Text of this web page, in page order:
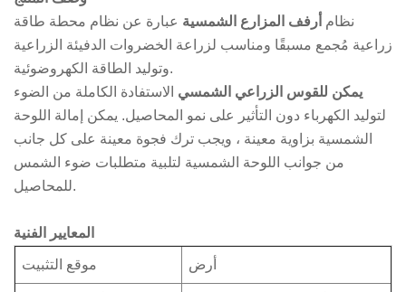
نظام أرفف المزارع الشمسية عبارة عن نظام محطة طاقة
زراعية مُجمع مسبقًا ومناسب لزراعة الخضروات الدفيئة الزراعية
وتوليد الطاقة الكهروضوئية.
يمكن للقوس الزراعي الشمسي الاستفادة الكاملة من الضوء
لتوليد الكهرباء دون التأثير على نمو المحاصيل. يمكن إمالة اللوحة
الشمسية بزاوية معينة ، ويجب ترك فجوة معينة على كل جانب
من جوانب اللوحة الشمسية لتلبية متطلبات ضوء الشمس
للمحاصيل.
المعايير الفنية
موقع التثبيت أرض